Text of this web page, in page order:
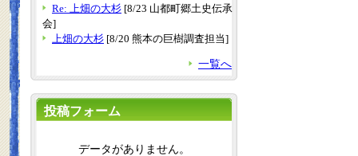
Re: 上畑の大杉 [8/23 山都町郷土史伝承
会]
上畑の大杉 [8/20 熊本の巨樹調査担当]
一覧へ
投稿フォーム
データがありません。